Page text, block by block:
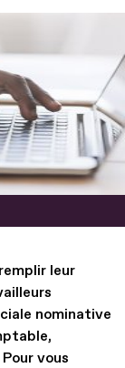
leur
nominative
vous